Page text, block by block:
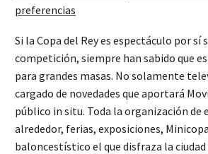
preferencias
Si la Copa del Rey es espectáculo por sí
competición, siempre han sabido que
para grandes masas. No solamente
cargado de novedades que aportará
público in situ. Toda la organización de
alrededor, ferias, exposiciones,
baloncestístico el que disfraza la